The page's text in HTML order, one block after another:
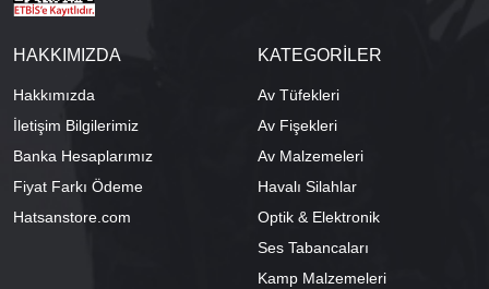
HAKKIMIZDA
Hakkımızda
İletişim Bilgilerimiz
Banka Hesaplarımız
Fiyat Farkı Ödeme
Hatsanstore.com
KATEGORİLER
Av Tüfekleri
Av Fişekleri
Av Malzemeleri
Havalı Silahlar
Optik & Elektronik
Ses Tabancaları
Kamp Malzemeleri